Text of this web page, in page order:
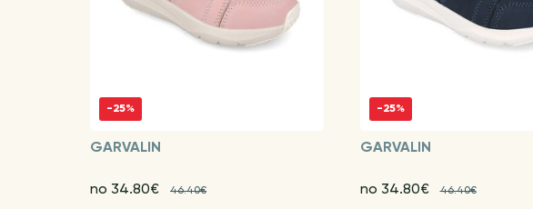
-25%
GARVALIN
no 34.80€ 46.40€
-25%
GARVALIN
no 34.80€ 46.40€